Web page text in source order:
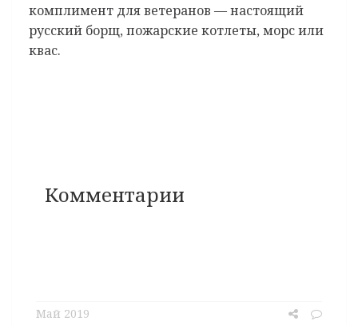
комплимент для ветеранов — настоящий
русский борщ, пожарские котлеты, морс или
квас.
Комментарии
Май 2019